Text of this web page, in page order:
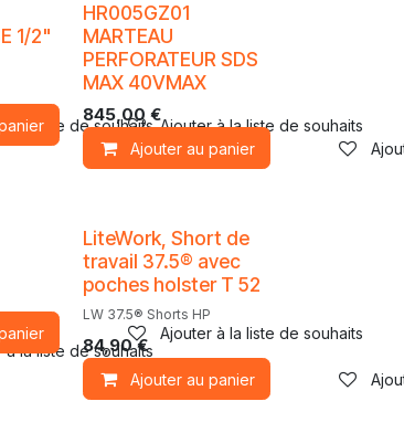
à la liste de souhaits
1/2"
Ajouter à la liste de souhaits
HR005GZ01
MARTEAU
PERFORATEUR SDS
MAX 40VMAX
845,00€
Ajouter au panier
à la liste de souhaits
Ajouter à la liste de souhaits
LiteWork, Short de
travail 37.5® avec
poches holster T 52
LW 37.5® Shorts HP
84,90€
Ajouter au panier